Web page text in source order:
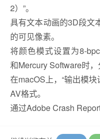
2）”。
具有文本动画的3D段文
的可见像素。
将颜色模式设置为8-
和Mercury Software时，
在macOS上，“输出模块
AV格式。
通过Adobe Crash